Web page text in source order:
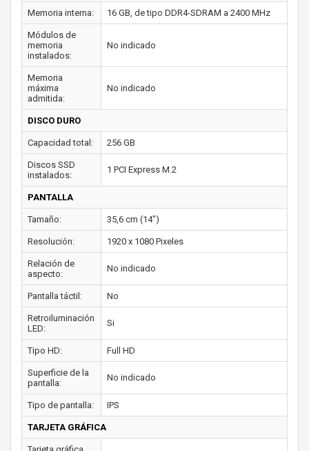
Memoria interna: 16 GB, de tipo DDR4-SDRAM a 2400 MHz
Módulos de
memoria
instalados:
No indicado
Memoria
máxima
admitida:
No indicado
DISCO DURO
Capacidad total: 256 GB
Discos SSD
instalados:
1 PCI Express M.2
PANTALLA
Tamaño: 35,6 cm (14")
Resolución: 1920 x 1080 Pixeles
Relación de
aspecto:
No indicado
Pantalla táctil: No
Retroiluminación
LED:
Si
Tipo HD: Full HD
Superficie de la
pantalla:
No indicado
Tipo de pantalla: IPS
TARJETA GRÁFICA